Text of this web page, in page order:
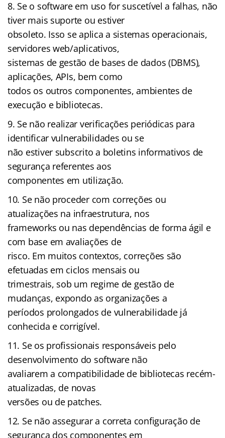
Se o software em uso for suscetível a falhas, não
tiver mais suporte ou estiver
obsoleto. Isso se aplica a sistemas operacionais,
servidores web/aplicativos,
sistemas de gestão de bases de dados (DBMS),
aplicações, APIs, bem como
todos os outros componentes, ambientes de
execução e bibliotecas.
Se não realizar verificações periódicas para
identificar vulnerabilidades ou se
não estiver subscrito a boletins informativos de
segurança referentes aos
componentes em utilização.
Se não proceder com correções ou
atualizações na infraestrutura, nos
frameworks ou nas dependências de forma ágil e
com base em avaliações de
risco. Em muitos contextos, correções são
efetuadas em ciclos mensais ou
trimestrais, sob um regime de gestão de
mudanças, expondo as organizações a
períodos prolongados de vulnerabilidade já
conhecida e corrigível.
Se os profissionais responsáveis pelo
desenvolvimento do software não
avaliarem a compatibilidade de bibliotecas recém-
atualizadas, de novas
versões ou de patches.
Se não assegurar a correta configuração de
segurança dos componentes em